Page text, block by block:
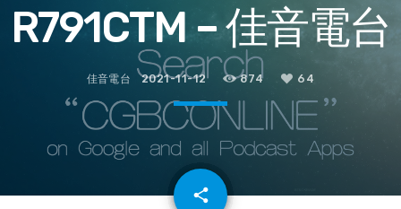
R791CTM – 佳音電台
佳音電台 2021-11-12 874 64
share
email